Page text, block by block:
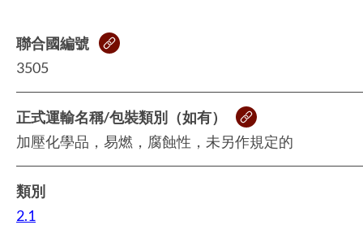
聯合國編號
3505
正式運輸名稱/包裝類別（如有）
加壓化學品，易燃，腐蝕性，未另作規定的
類別
2.1